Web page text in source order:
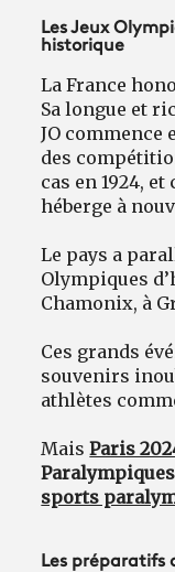
Les Jeux
historique
La France
Sa longue et
JO commence
des
cas en 1924,
héberge à
Le pays a
Olympiques
Chamonix, à
Ces grands
souvenirs
athlètes
MaisParis
Paralympiques
sports
Les préparatifs